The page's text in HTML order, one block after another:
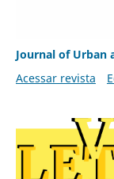
Journal of Urban
Acessar revista